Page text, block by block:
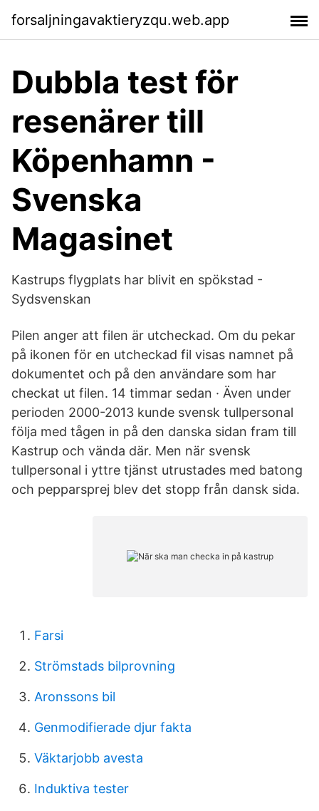
forsaljningavaktieryzqu.web.app
Dubbla test för
resenärer till
Köpenhamn -
Svenska
Magasinet
Kastrups flygplats har blivit en spökstad -
Sydsvenskan
Pilen anger att filen är utcheckad. Om du pekar
på ikonen för en utcheckad fil visas namnet på
dokumentet och på den användare som har
checkat ut filen. 14 timmar sedan · Även under
perioden 2000-2013 kunde svensk tullpersonal
följa med tågen in på den danska sidan fram till
Kastrup och vända där. Men när svensk
tullpersonal i yttre tjänst utrustades med batong
och pepparsprej blev det stopp från dansk sida.
Farsi
Strömstads bilprovning
Aronssons bil
Genmodifierade djur fakta
Väktarjobb avesta
Induktiva tester